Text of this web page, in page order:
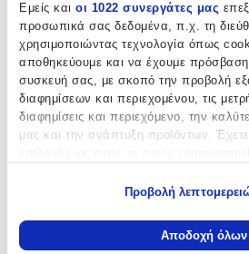
Εμείς και οι 1022 συνεργάτες μας
προσωπικά σας δεδομένα, π.χ. τη
χρησιμοποιώντας τεχνολογία όπως
αποθηκεύουμε και να έχουμε
συσκευή σας, με σκοπό την προβολή
διαφημίσεων και περιεχομένου, τις
διαφημίσεις και περιεχόμενο, την
μας και την ανάπτυξη προϊόντων.
Να συλλέξουμε πληροφορίες
σας τοποθεσία, οι οποίες μπορεί να
Προβολή
Αποδοχή όλων
Χαρακτηριστικά
Κατασκευαστής:
Goldsmith
Βασικά Χαρακτηριστικά